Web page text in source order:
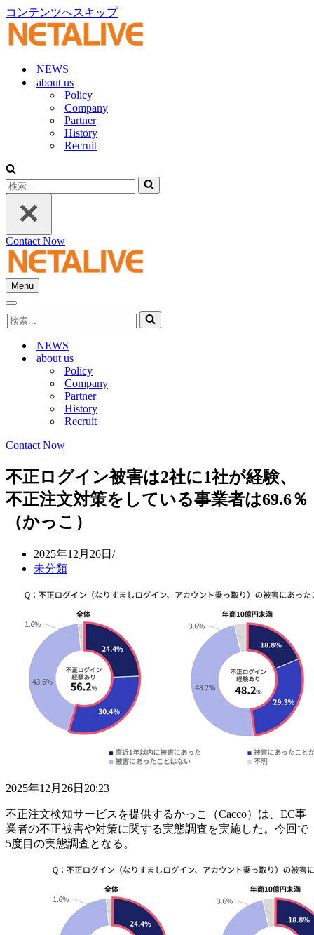
コンテンツへスキップ
NEWS
about us
Policy
Company
Partner
History
Recruit
検
索...
Contact Now
Menu
ナ
ゲ
シ
ョ
ナ
ビ
検
索...
NEWS
about us
Policy
Company
Partner
History
Recruit
Contact Now
不正ログイン被害は2社に1社が経験、
不正注文対策をしている事業者は69.6％
（かっこ）
2025年12月26日
未分類
2025年12月26日20:23
不正注文検知サービスを提供するかっこ（Cacco）は、EC事
業者の不正被害や対策に関する実態調査を実施した。今回で
5度目の実態調査となる。